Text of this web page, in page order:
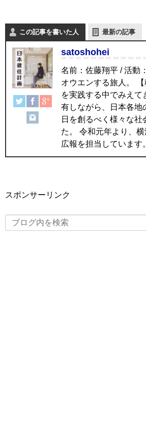
この記事を書いた人 最新の記事
satoshohei
名前：佐藤翔平 / 活動
オウエンする旅人。 【
を実践する中でみえて
有しながら、日本各地
日を創るべく様々な社
た。 令和元年より、
広報を担当していま
スポンサーリンク